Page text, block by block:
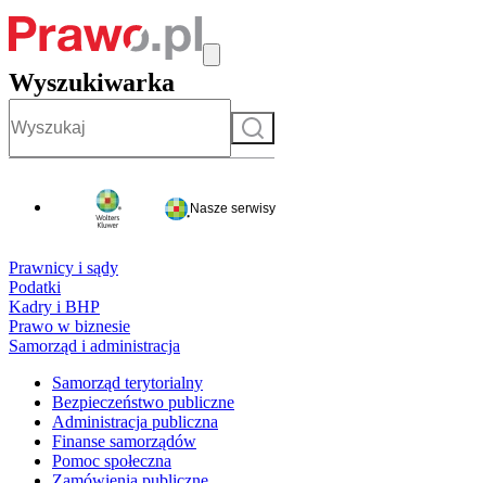
Wyszukiwarka
Szukaj
Nasze serwisy
Prawnicy i sądy
Podatki
Kadry i BHP
Prawo w biznesie
Samorząd i administracja
Samorząd terytorialny
Bezpieczeństwo publiczne
Administracja publiczna
Finanse samorządów
Pomoc społeczna